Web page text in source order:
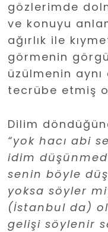
gözlerimde
ve konuyu
ağırlık ile
görmenin
üzülmenin aynı
tecrübe etmiş
Dilim
“yok hacı abi
idim
senin böyle
yoksa söyler
(İstanbul da)
gelişi söylenir